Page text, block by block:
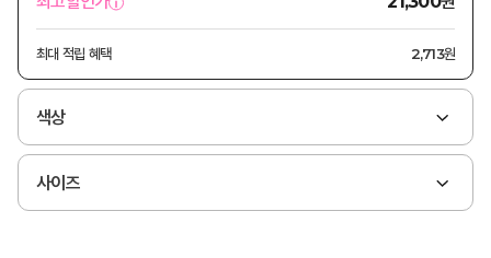
최대 적립 혜택 2,713원
색상
사이즈